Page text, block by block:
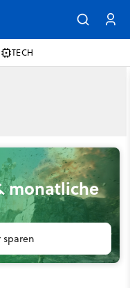
TECH
monatliche
sparen